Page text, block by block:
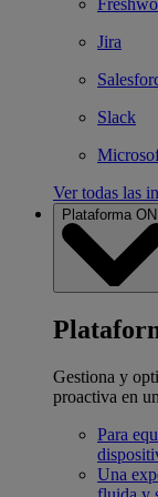
Jira
Slack
Ver todas las
Plataforma
Gestiona y
proactiva en
Para
Una